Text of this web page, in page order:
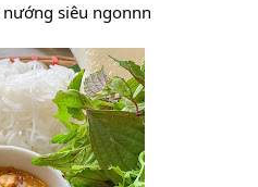
siêu ngonnn